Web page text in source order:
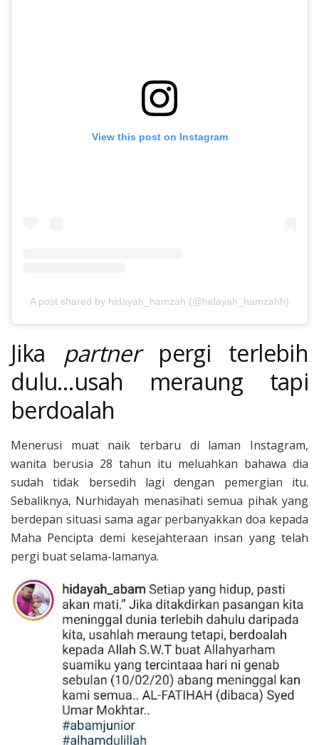
View this post on Instagram
A post shared by hidayah_hamzah (@hidayah_hamzahh)
Jika partnerpergi terlebih
dulu…usah meraung tapi
berdoalah
Menerusi muat naik terbaru di laman Instagram,
wanita berusia 28 tahun itu meluahkan bahawa dia
sudah tidak bersedih lagi dengan pemergian itu.
Sebaliknya, Nurhidayah menasihati semua pihak yang
berdepan situasi sama agar perbanyakkan doa kepada
Maha Pencipta demi kesejahteraan insan yang telah
pergi buat selama-lamanya.